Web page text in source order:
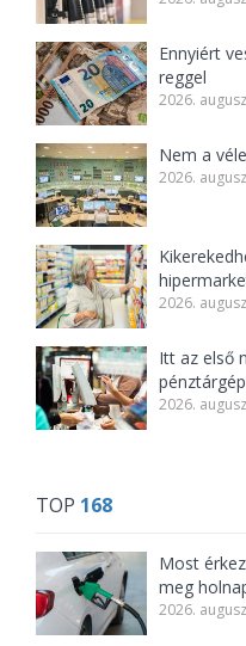
Ennyiért
reggel
2026.
Nem a
2026.
2026.
Itt az első
2026.
TOP 168
Most
meg
2026.